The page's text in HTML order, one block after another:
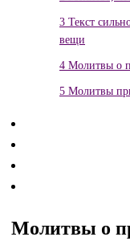
3 Текст
вещи
4 Молитвы о
5 Молитвы
Молитвы о